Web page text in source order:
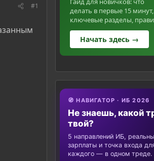
#1
делать в первые 15 минут,
ключевые разделы,
Начать здесь →
🧭 НАВИГАТОР · ИБ 2026
Не знаешь, какой
твой?
5 направлений ИБ,
зарплаты и точка входа
каждого — в одном треде.